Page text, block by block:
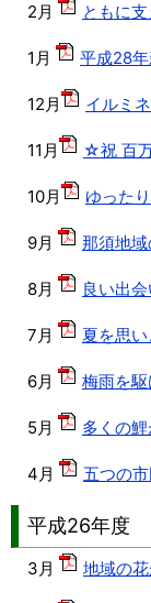
2月 ともに
1月 平成28
12月 イルミ
11月 ☆祝 百
10月 ゆった
9月 那須地
8月 良い出
7月 夏を思
6月 梅雨を
5月 多くの
4月 五つの
平成26年度
3月 地域の